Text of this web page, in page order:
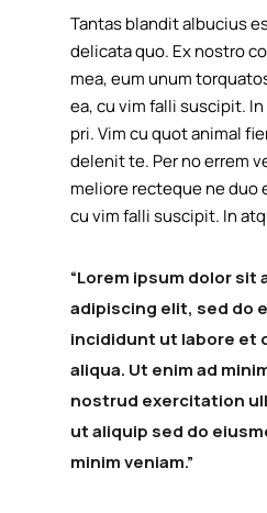
Tantas blandit albucius
delicata quo. Ex nostro
mea, eum unum
ea, cu vim falli suscipit.
pri. Vim cu quot animal
delenit te. Per no errem
meliore recteque ne duo
cu vim falli suscipit. In
“Lorem ipsum dolor
adipiscing elit, sed do
incididunt ut labore et
aliqua. Ut enim ad
nostrud exercitation
ut aliquip sed do
minim veniam.”